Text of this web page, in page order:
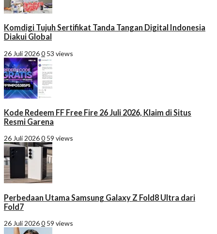
Komdigi Tujuh Sertifikat Tanda Tangan Digital Indonesia
Diakui Global
26 Juli 20260 53 views
Kode Redeem FF Free Fire 26 Juli 2026, Klaim di Situs
Resmi Garena
26 Juli 20260 59 views
Perbedaan Utama Samsung Galaxy Z Fold8 Ultra dari
Fold7
26 Juli 20260 59 views